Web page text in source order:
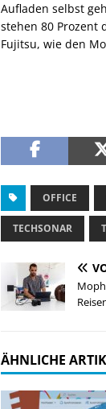
Aufladen selbst
stehen 80 Prozent
Fujitsu, wie den
OFFICE
TECHSONAR
ÄHNLICHE